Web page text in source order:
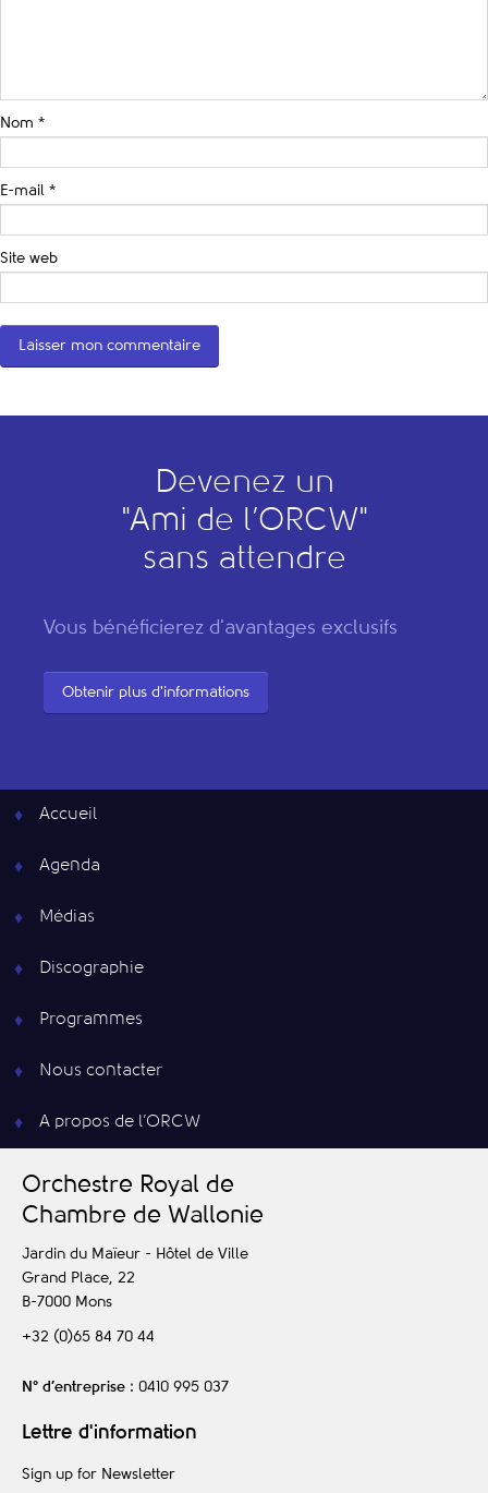
Nom *
E-mail *
Site web
Devenez un
"Ami de l’ORCW"
sans attendre
Vous bénéficierez d'avantages exclusifs
Obtenir plus d'informations
Accueil
Agenda
Médias
Discographie
Programmes
Nous contacter
A propos de l’ORCW
Orchestre Royal de
Chambre de Wallonie
Jardin du Maïeur - Hôtel de Ville
Grand Place, 22
B-7000 Mons
+32 (0)65 84 70 44
N° d’entreprise : 0410 995 037
Lettre d'information
Sign up for Newsletter